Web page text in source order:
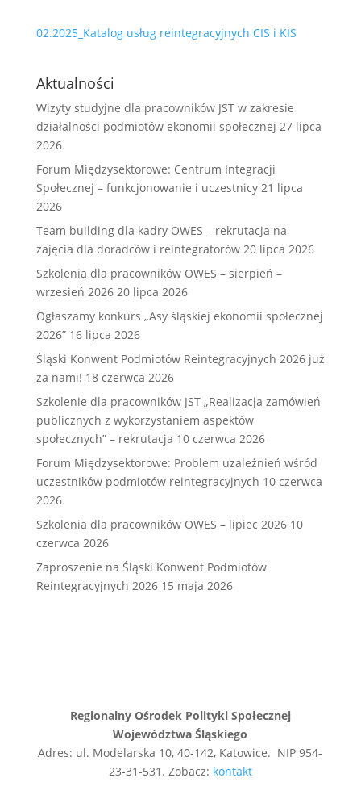
02.2025_Katalog usług reintegracyjnych CIS i KIS
Aktualności
Wizyty studyjne dla pracowników JST w zakresie
działalności podmiotów ekonomii społecznej 27 lipca
2026
Forum Międzysektorowe: Centrum Integracji
Społecznej – funkcjonowanie i uczestnicy 21 lipca
2026
Team building dla kadry OWES – rekrutacja na
zajęcia dla doradców i reintegratorów 20 lipca 2026
Szkolenia dla pracowników OWES – sierpień –
wrzesień 2026 20 lipca 2026
Ogłaszamy konkurs „Asy śląskiej ekonomii społecznej
2026” 16 lipca 2026
Śląski Konwent Podmiotów Reintegracyjnych 2026 już
za nami! 18 czerwca 2026
Szkolenie dla pracowników JST „Realizacja zamówień
publicznych z wykorzystaniem aspektów
społecznych” – rekrutacja 10 czerwca 2026
Forum Międzysektorowe: Problem uzależnień wśród
uczestników podmiotów reintegracyjnych 10 czerwca
2026
Szkolenia dla pracowników OWES – lipiec 2026 10
czerwca 2026
Zaproszenie na Śląski Konwent Podmiotów
Reintegracyjnych 2026 15 maja 2026
Regionalny Ośrodek Polityki Społecznej
Województwa Śląskiego
Adres: ul. Modelarska 10, 40-142, Katowice. NIP 954-
23-31-531. Zobacz: kontakt